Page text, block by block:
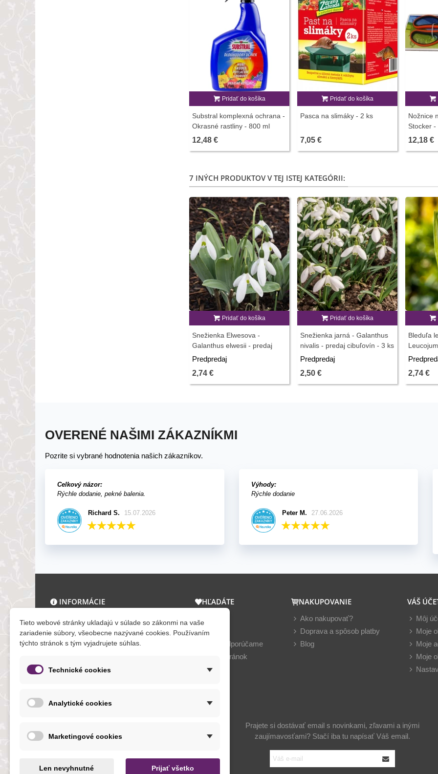
Pridať do košíka
Substral komplexná ochrana -
Okrasné rastliny - 800 ml
12,48 €
Pridať do košíka
Pasca na slimáky - 2 ks
7,05 €
Nožnice
Stocker -
12,18 €
7 INÝCH PRODUKTOV V TEJ ISTEJ KATEGÓRII:
Pridať do košíka
Snežienka Elwesova -
Galanthus elwesii - predaj
cibuľovín - 3 ks
Predpredaj
2,74 €
Pridať do košíka
Snežienka jarná - Galanthus
nivalis - predaj cibuľovín - 3 ks
Predpredaj
2,50 €
Bleduľa
cibuľovín
2,74 €
OVERENÉ NAŠIMI ZÁKAZNÍKMI
Pozrite si vybrané hodnotenia našich zákazníkov.
Celkový názor:
Rýchle dodanie, pekné balenia.
Richard S. 15.07.2026
Výhody:
Rýchle dodanie
Peter M. 27.06.2026
INFORMÁCIE
O nás a kontakt
Obchodné podmienky
Ochrana osobných údajov
Formuláre
HĽADÁTE
Novinky
Teraz odporúčame
Mapa stránok
NAKUPOVANIE
Ako nakupovať?
Doprava a spôsob platby
Blog
VÁŠ
Môj
Moje
Moje
Moje
NOVINKY
Prajete si dostávať email s novinkami, zľavami a inými
zaujímavosťami? Stačí iba tu napísať Váš email.
Tieto webové stránky ukladajú v súlade so zákonmi na vaše
zariadenie súbory, všeobecne nazývané cookies. Používaním
týchto stránok s tým vyjadrujete súhlas.
Technické cookies
Analytické cookies
Marketingové cookies
Len nevyhnutné Prijať všetko